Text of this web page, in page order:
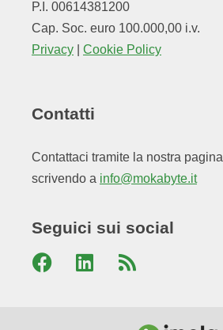
P.I. 00614381200
Cap. Soc. euro 100.000,00 i.v.
Privacy
Cookie Policy
Contatti
Contattaci tramite la nostra pagina
scrivendo a info@mokabyte.it
Seguici sui social